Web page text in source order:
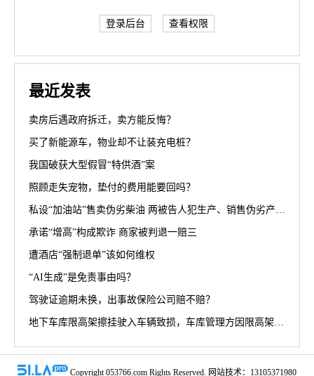
登录后台 查看权限
最近发表
卖房后遇政府拆迁，卖方能反悔？
买了新能源车，物业却不让装充电桩？
我国破获大型假冒“特供酒”案
照顾走失宠物，垫付的费用能要回吗？
私设“加油站”售卖伪劣柴油 两被告人犯生产、销售伪劣产品罪获刑罚
承诺“增高”构成欺诈 商家被判退一赔三
遭酒店“强制退单”该如何维权
“AI生成”是免责事由吗？
驾驶证逾期未换，出事故保险公司赔不赔？
地下车库限高架擦挂驶入车辆致损，车库管理方因限高架设置高度不符合规范被判担责70%
Copyright 053766.com Rights Reserved. 网站技术：13105371980